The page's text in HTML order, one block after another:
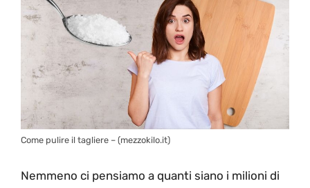
Come pulire il tagliere – (mezzokilo.it)
Nemmeno ci pensiamo a quanti siano i milioni di